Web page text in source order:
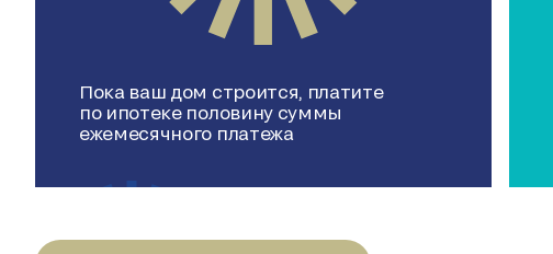
Пока ваш дом строится, платите
по ипотеке половину суммы
ежемесячного платежа